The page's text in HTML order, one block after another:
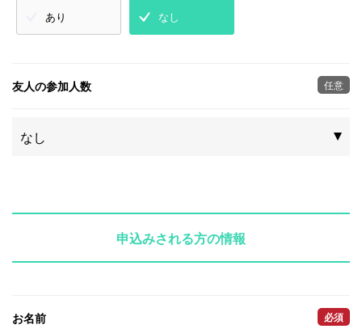
あり なし
友人の参加人数 任意
申込みされる方の情報
お名前 必須